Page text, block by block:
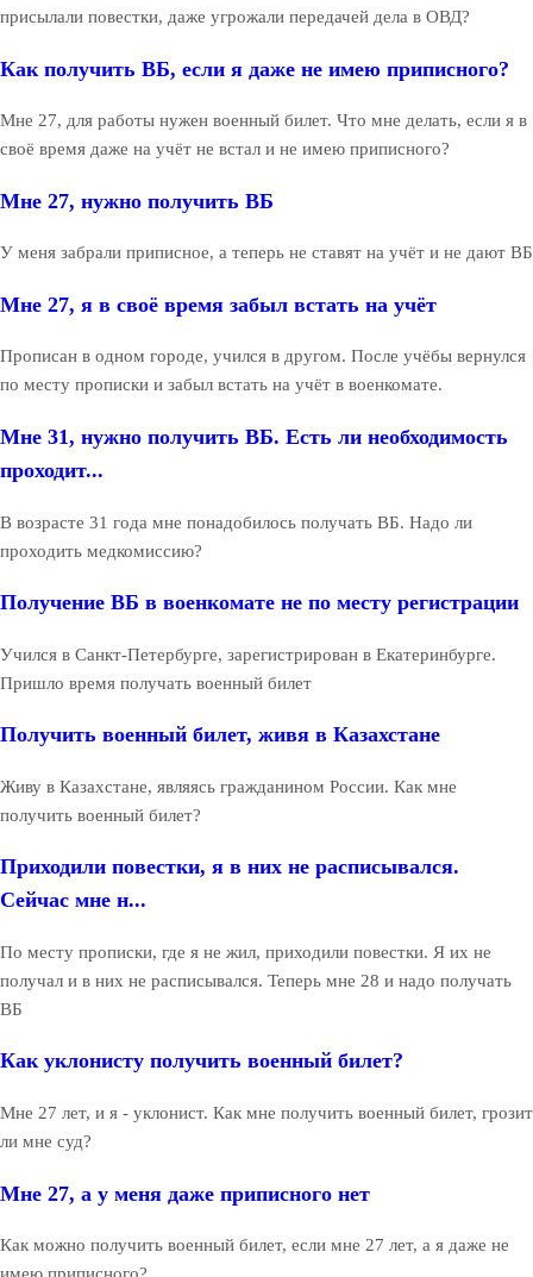
присылали повестки, даже угрожали передачей дела в ОВД?
Как получить ВБ, если я даже не имею приписного?
Мне 27, для работы нужен военный билет. Что мне делать, если я в
своё время даже на учёт не встал и не имею приписного?
Мне 27, нужно получить ВБ
У меня забрали приписное, а теперь не ставят на учёт и не дают ВБ
Мне 27, я в своё время забыл встать на учёт
Прописан в одном городе, учился в другом. После учёбы вернулся
по месту прописки и забыл встать на учёт в военкомате.
Мне 31, нужно получить ВБ. Есть ли необходимость
проходит...
В возрасте 31 года мне понадобилось получать ВБ. Надо ли
проходить медкомиссию?
Получение ВБ в военкомате не по месту регистрации
Учился в Санкт-Петербурге, зарегистрирован в Екатеринбурге.
Пришло время получать военный билет
Получить военный билет, живя в Казахстане
Живу в Казахстане, являясь гражданином России. Как мне
получить военный билет?
Приходили повестки, я в них не расписывался.
Сейчас мне н...
По месту прописки, где я не жил, приходили повестки. Я их не
получал и в них не расписывался. Теперь мне 28 и надо получать
ВБ
Как уклонисту получить военный билет?
Мне 27 лет, и я - уклонист. Как мне получить военный билет, грозит
ли мне суд?
Мне 27, а у меня даже приписного нет
Как можно получить военный билет, если мне 27 лет, а я даже не